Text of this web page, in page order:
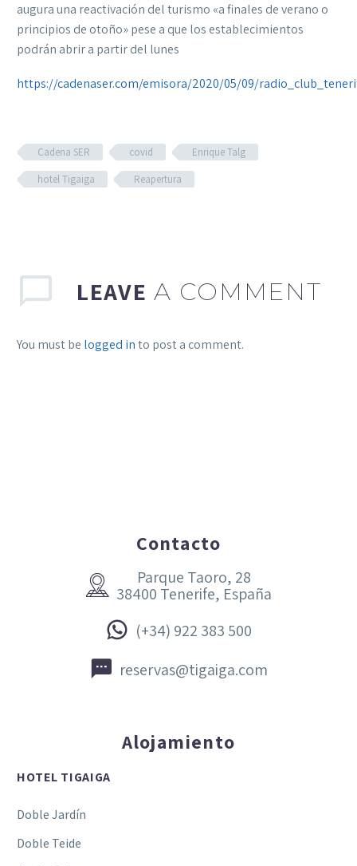
augura una reactivación del turismo «a finales de verano o
principios de otoño» pese a que los establecimientos
podrán abrir a partir del lunes
https://cadenaser.com/emisora/2020/05/09/
Cadena SER covid
Enrique Talg
hotel Tigaiga
Reapertura
LEAVE A COMMENT
You must be logged into post a comment.
Contacto


Parque Taoro, 28
38400 Tenerife, España

 (+34) 922 383 500

 reservas@tigaiga.com
Alojamiento
HOTEL TIGAIGA
Doble Jardín
Doble Teide